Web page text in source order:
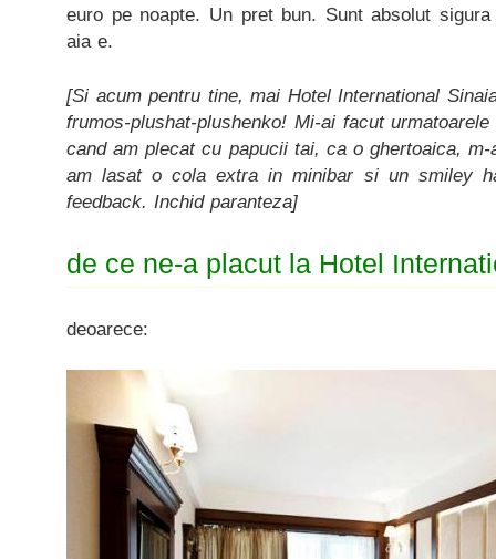
euro pe noapte. Un pret bun. Sunt absolut
aia e.
[Si acum pentru tine, mai Hotel International
frumos-plushat-plushenko! Mi-ai facut
cand am plecat cu papucii tai, ca o ghertoaica,
am lasat o cola extra in minibar si un smiley
feedback. Inchid paranteza]
de ce ne-a placut la Hotel
deoarece: